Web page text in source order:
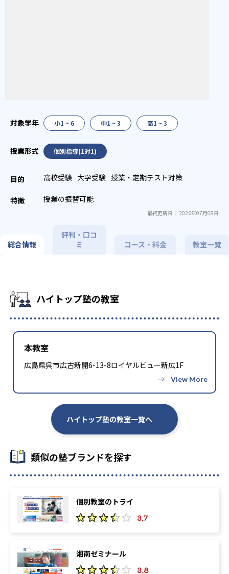
小1 ~ 6 中1 ~ 3 高1 ~ 3
個別指導(1対1)
高校受験 大学受験 授業・定期テスト対策
授業の振替可能
最終更新日： 2026年07月08日
総合情報
評判・口コ
ミ
コース・料金 教室一覧
ハイトップ塾の教室
本教室
広島県呉市広古新開6-13-8ロイヤルビュー新広1F
ハイトップ塾の教室一覧へ
類似の塾ブランドを探す
個別教室のトライ
3.7
湘南ゼミナール
3.8